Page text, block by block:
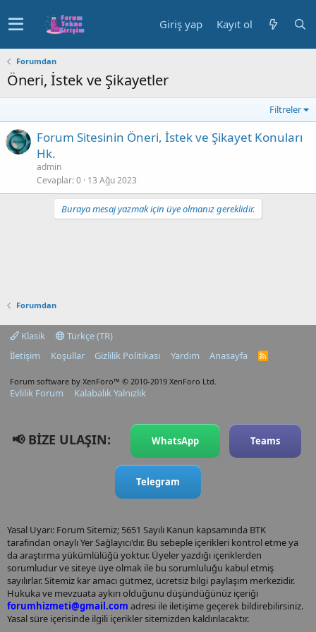
Giriş yap Kayıt ol
Forumdan
Öneri, İstek ve Şikayetler
Filtreler
Forum Sitesinin Öneri, İstek ve Şikayet Konuları
Hk.
admin
Cevaplar 0 13 Ağu 2023
Buraya mesaj yazmak için üye olmanız gereklidir.
Forumdan
Klasik
Türkçe (TR)
İletişim
Koşullar Gizlilik Politikası Yardım Anasayfa
R
Forum software by XenForo™ © 2010-2019 XenForo Ltd.
Evlilik Forum Kalabalık Yalnızlık
📢 BİZE ULAŞIN: WhatsApp Teams
Telegram
Yasal Uyarı: Forum Sitemiz; 5651 Sayılı Kanun kapsamında BTK
tarafından onaylı Yer Sağlayıcı'dır. Bu sebeple içerikleri kontrol etme ya
da araştırma yükümlülüğü yoktur. Üyeler yazdığı içeriklerden
sorumludur ve siteye üye olmak ile bu sorumluluğu kabul etmiş
sayılırlar. Sitemiz kar amacı gütmez, ücretsiz bilgi paylaşım merkezidir.
Hukuka ve mevzuata aykırı olduğunu düşündüğünüz içeriği
forumhizmeti@gmail.com adresi ile iletişime geçerek bildirebilirsiniz.
Yasal süre içerisinde ilgili içerikler sitemizden kaldırılacaktır.